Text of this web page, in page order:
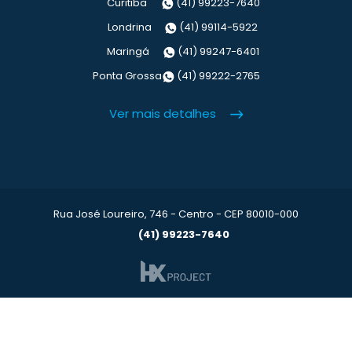
Curitiba
(41) 99223-7640
Londrina
(41) 99114-5922
Maringá
(41) 99247-6401
Ponta Grossa
(41) 99222-2765
Ver mais detalhes
Rua José Loureiro, 746 - Centro - CEP 80010-000
(41) 99223-7640